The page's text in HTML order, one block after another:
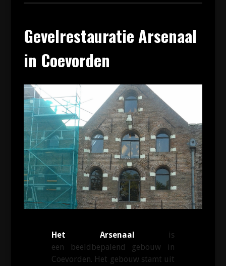
Gevelrestauratie Arsenaal
in Coevorden
Het Arsenaal is
een beeldbepalend gebouw in
Coevorden. Het gebouw stamt uit